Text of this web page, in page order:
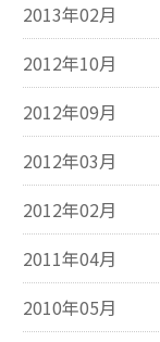
2013年02月
2012年10月
2012年09月
2012年03月
2012年02月
2011年04月
2010年05月